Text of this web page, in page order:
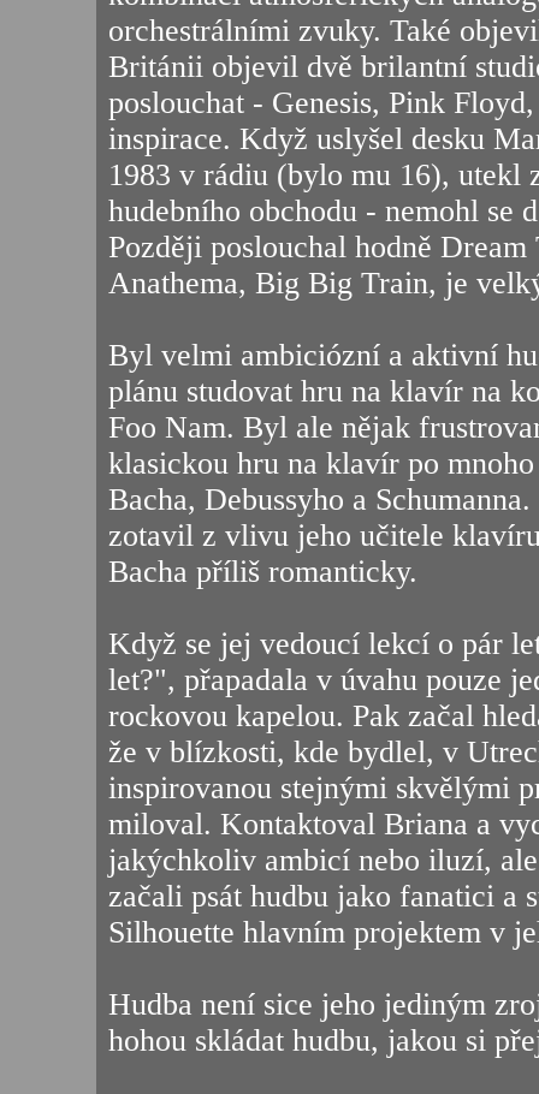
orchestrálními zvuky. Také
Británii objevil dvě brilantní
poslouchat - Genesis, Pink
inspirace. Když uslyšel desku
1983 v rádiu (bylo mu 16), utekl
hudebního obchodu - nemohl se
Později poslouchal hodně
Anathema, Big Big Train, je
Byl velmi ambiciózní a aktivní
plánu studovat hru na klavír na
Foo Nam. Byl ale nějak
klasickou hru na klavír po
Bacha, Debussyho a
zotavil z vlivu jeho učitele
Bacha příliš romanticky.
Když se jej vedoucí lekcí o pár
let?", přapadala v úvahu pouze
rockovou kapelou. Pak začal
že v blízkosti, kde bydlel, v
inspirovanou stejnými skvělými
miloval. Kontaktoval Briana a
jakýchkoliv ambicí nebo iluzí,
začali psát hudbu jako fanatici a
Silhouette hlavním projektem v
Hudba není sice jeho jediným
hohou skládat hudbu, jakou si